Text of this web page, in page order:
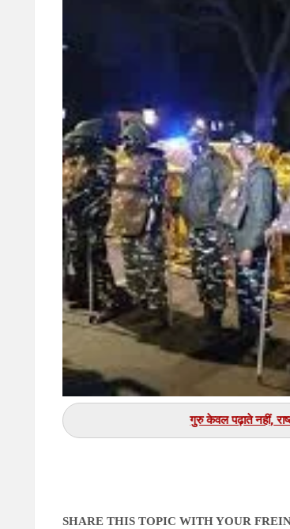
गुरु केवल पढ़ाते
SHARE THIS TOPIC WITH YOUR